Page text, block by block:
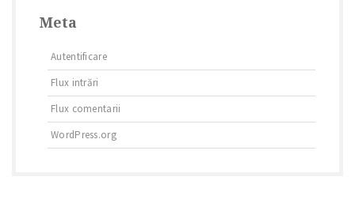
Meta
Autentificare
Flux intrări
Flux comentarii
WordPress.org